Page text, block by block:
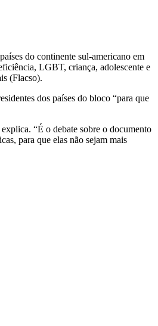
do continente sul-americano em
LGBT, criança, adolescente e
(Flacso).
dos países do bloco “para que
“É o debate sobre o documento
para que elas não sejam mais